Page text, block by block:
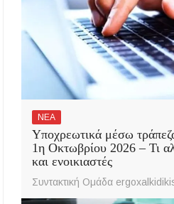
ΝΕΑ
Υποχρεωτικά μέσω
1η Οκτωβρίου 2026 – Τι
και ενοικιαστές
Συντακτική Ομάδα